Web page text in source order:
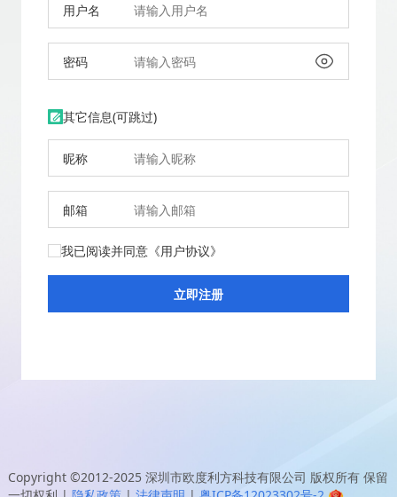
用户名
密码
其它信息(可跳过)
昵称
邮箱
我已阅读并同意 《用户协议》
Copyright ©2012-2025 深圳市欧度利方科技有限公司 版权所有 保留